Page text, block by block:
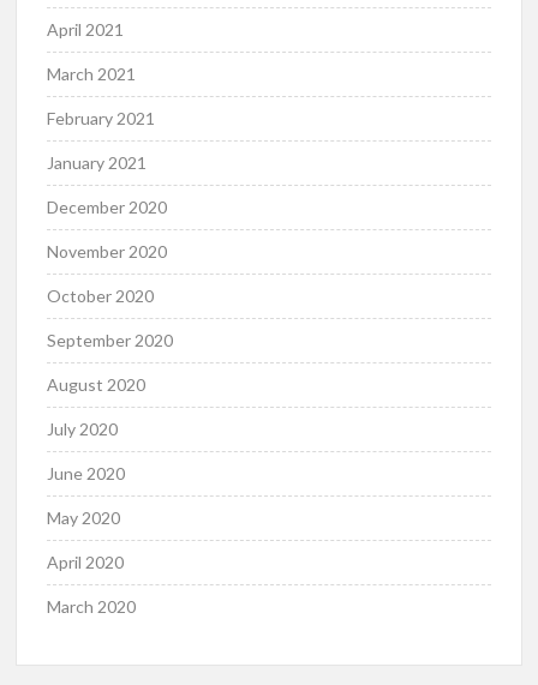
April 2021
March 2021
February 2021
January 2021
December 2020
November 2020
October 2020
September 2020
August 2020
July 2020
June 2020
May 2020
April 2020
March 2020